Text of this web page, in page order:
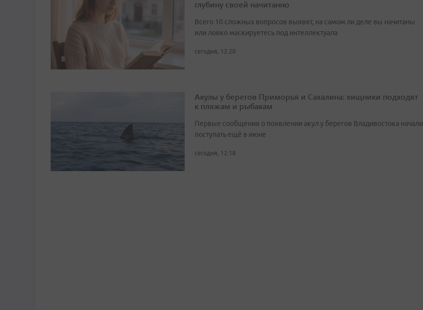
глубину своей начитанно
Всего 10 сложных вопросов выявят, на самом ли деле вы начитаны
или ловко маскируетесь под интеллектуала
сегодня, 12:20
Акулы у берегов Приморья и Сахалина: хищники подходят
к пляжам и рыбакам
Первые сообщения о появлении акул у берегов Владивостока начали
поступать ещё в июне
сегодня, 12:18